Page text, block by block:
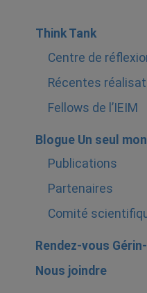
Think Tank
Centre de
Récentes
Fellows de l’IEIM
Blogue Un seul
Publications
Partenaires
Comité
Rendez-vous
Nous joindre